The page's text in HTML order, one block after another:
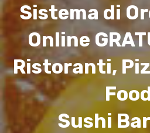
Sistema di
Online
Ristoranti,
Sushi